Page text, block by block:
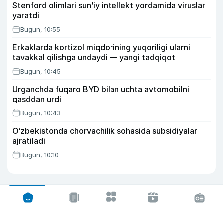
Stenford olimlari sun’iy intellekt yordamida viruslar
yaratdi
Bugun, 10:55
Erkaklarda kortizol miqdorining yuqoriligi ularni
tavakkal qilishga undaydi — yangi tadqiqot
Bugun, 10:45
Urganchda fuqaro BYD bilan uchta avtomobilni
qasddan urdi
Bugun, 10:43
O‘zbekistonda chorvachilik sohasida subsidiyalar
ajratiladi
Bugun, 10:10